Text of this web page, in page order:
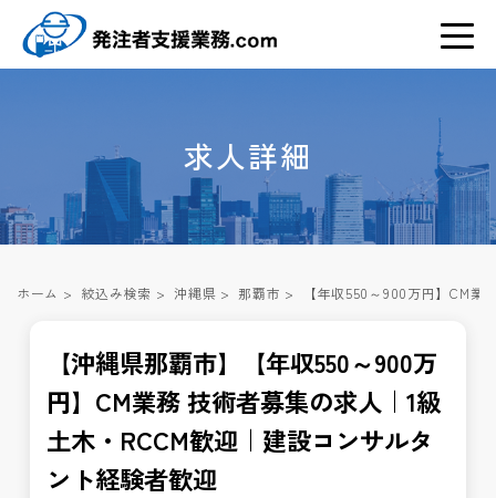
求人詳細
ホーム > 絞込み検索 > 沖縄県 > 那覇市 > 【年収550～900万円】CM
【沖縄県那覇市】【年収550～900万
円】CM業務 技術者募集の求人｜1級
土木・RCCM歓迎｜建設コンサルタ
ント経験者歓迎